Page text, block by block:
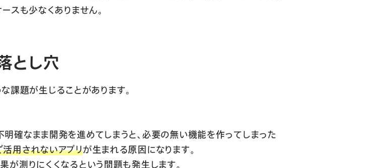
スも少なくありません。
とし穴
題が生じることがあります。
確なまま開発を進めてしまうと、必要の無い機能を作ってしまった
用されないアプリが生まれる原因になります。
が測りにくくなるという問題も発生します。